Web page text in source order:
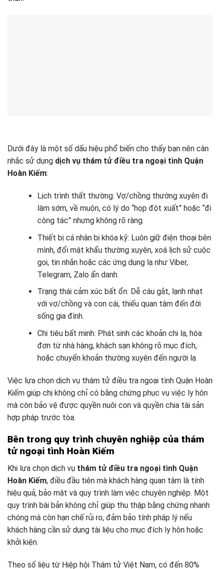
Dưới đây là một số dấu hiệu phổ biến cho thấy bạn nên cân
nhắc sử dụng dịch vụ thám tử điều tra ngoại tình Quận
Hoàn Kiếm:
Lịch trình thất thường: Vợ/chồng thường xuyên đi
làm sớm, về muộn, có lý do “họp đột xuất” hoặc “đi
công tác” nhưng không rõ ràng.
Thiết bị cá nhân bị khóa kỹ: Luôn giữ điện thoại bên
mình, đổi mật khẩu thường xuyên, xoá lịch sử cuộc
gọi, tin nhắn hoặc các ứng dụng lạ như Viber,
Telegram, Zalo ẩn danh.
Trạng thái cảm xúc bất ổn: Dễ cáu gắt, lạnh nhạt
với vợ/chồng và con cái, thiếu quan tâm đến đời
sống gia đình.
Chi tiêu bất minh: Phát sinh các khoản chi lạ, hóa
đơn từ nhà hàng, khách sạn không rõ mục đích,
hoặc chuyển khoản thường xuyên đến người lạ.
Việc lựa chọn dịch vụ thám tử điều tra ngoại tình Quận Hoàn
Kiếm giúp chị không chỉ có bằng chứng phục vụ việc ly hôn
mà còn bảo vệ được quyền nuôi con và quyền chia tài sản
hợp pháp trước tòa.
Bên trong quy trình chuyên nghiệp của thám
tử ngoại tình Hoàn Kiếm
Khi lựa chọn dịch vụ thám tử điều tra ngoại tình Quận
Hoàn Kiếm, điều đầu tiên mà khách hàng quan tâm là tính
hiệu quả, bảo mật và quy trình làm việc chuyên nghiệp. Một
quy trình bài bản không chỉ giúp thu thập bằng chứng nhanh
chóng mà còn hạn chế rủi ro, đảm bảo tính pháp lý nếu
khách hàng cần sử dụng tài liệu cho mục đích ly hôn hoặc
khởi kiện.
Theo số liệu từ Hiệp hội Thám tử Việt Nam, có đến 80%